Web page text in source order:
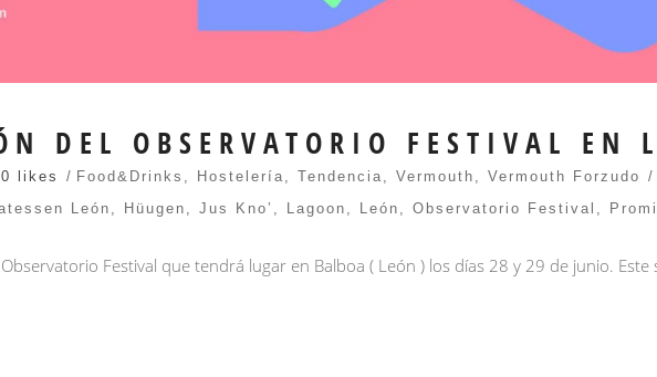
DEL OBSERVATORIO FESTIVAL EN
0 likes Food&Drinks , Hostelería, Tendencia, Vermouth , Vermouth Forzudo
León , Hüugen , Jus Kno’ , Lagoon , León , Observatorio Festival ,
Festival que tendrá lugar en Balboa ( León ) los días 28 y 29 de junio.